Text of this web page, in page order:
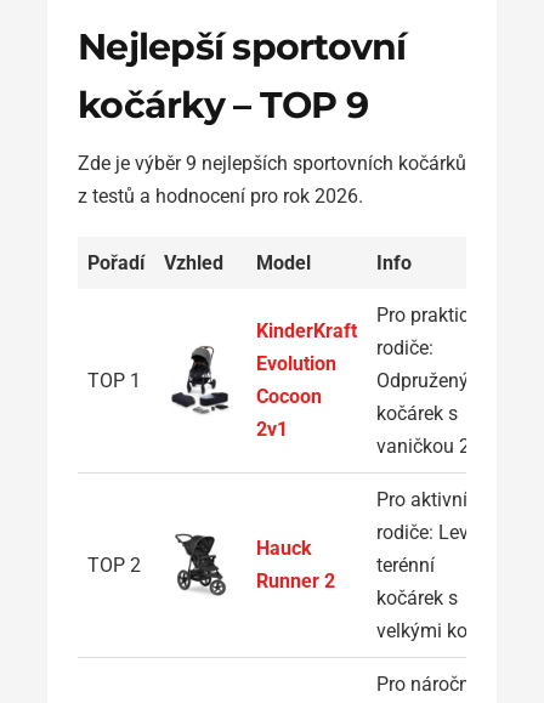
Nejlepší sportovní
kočárky – TOP 9
Zde je výběr 9 nejlepších sportovních kočárků
z testů a hodnocení pro rok 2026.
Pořadí Vzhled Model Info
TOP 1
KinderKraft
Evolution
Cocoon
2v1
Pro praktické
rodiče:
Odpružený
kočárek s
vaničkou 2v1
TOP 2
Hauck
Runner 2
Pro aktivní
rodiče: Levný
terénní
kočárek s
velkými koly
Pro náročné: